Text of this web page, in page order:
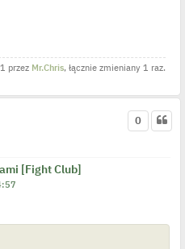
przez Mr.Chris, łącznie zmieniany 1 raz.
[Fight Club]
0